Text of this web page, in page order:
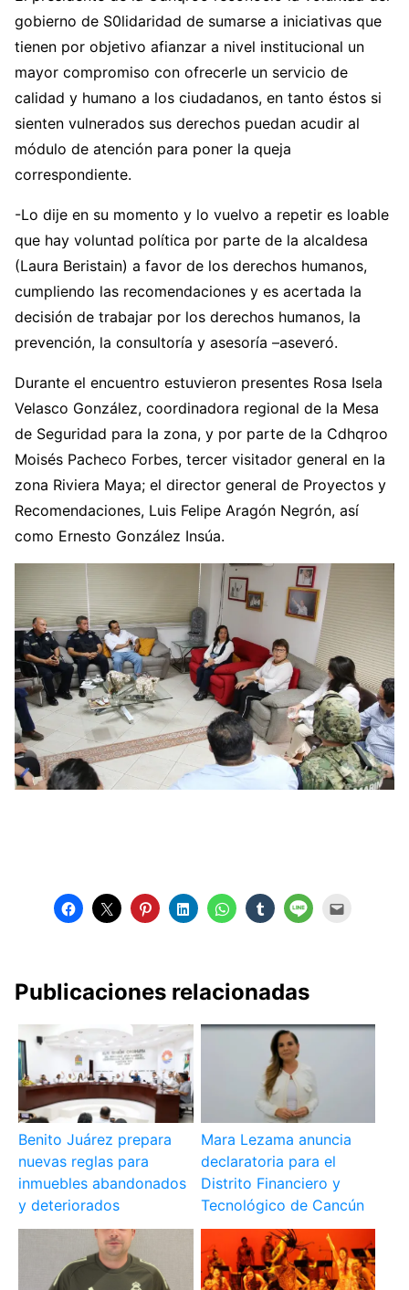
gobierno de S0lidaridad de sumarse a iniciativas que
tienen por objetivo afianzar a nivel institucional un
mayor compromiso con ofrecerle un servicio de
calidad y humano a los ciudadanos, en tanto éstos si
sienten vulnerados sus derechos puedan acudir al
módulo de atención para poner la queja
correspondiente.
-Lo dije en su momento y lo vuelvo a repetir es loable
que hay voluntad política por parte de la alcaldesa
(Laura Beristain) a favor de los derechos humanos,
cumpliendo las recomendaciones y es acertada la
decisión de trabajar por los derechos humanos, la
prevención, la consultoría y asesoría –aseveró.
Durante el encuentro estuvieron presentes Rosa Isela
Velasco González, coordinadora regional de la Mesa
de Seguridad para la zona, y por parte de la Cdhqroo
Moisés Pacheco Forbes, tercer visitador general en la
zona Riviera Maya; el director general de Proyectos y
Recomendaciones, Luis Felipe Aragón Negrón, así
como Ernesto González Insúa.
Publicaciones relacionadas
Benito Juárez prepara
nuevas reglas para
inmuebles abandonados
y deteriorados
Mara Lezama anuncia
declaratoria para el
Distrito Financiero y
Tecnológico de Cancún